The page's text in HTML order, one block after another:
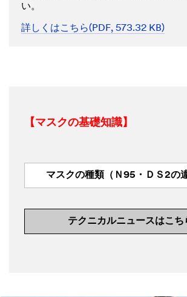
い。
詳しくはこちら(PDF, 573.32 KB)
【マスクの基礎知識】
マスクの種類（Ｎ95・ＤＳ2の違いなど）
テクニカルニュースはこ